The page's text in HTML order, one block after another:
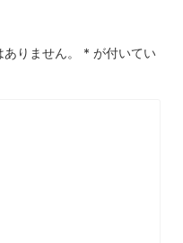
りません。 * が付いてい